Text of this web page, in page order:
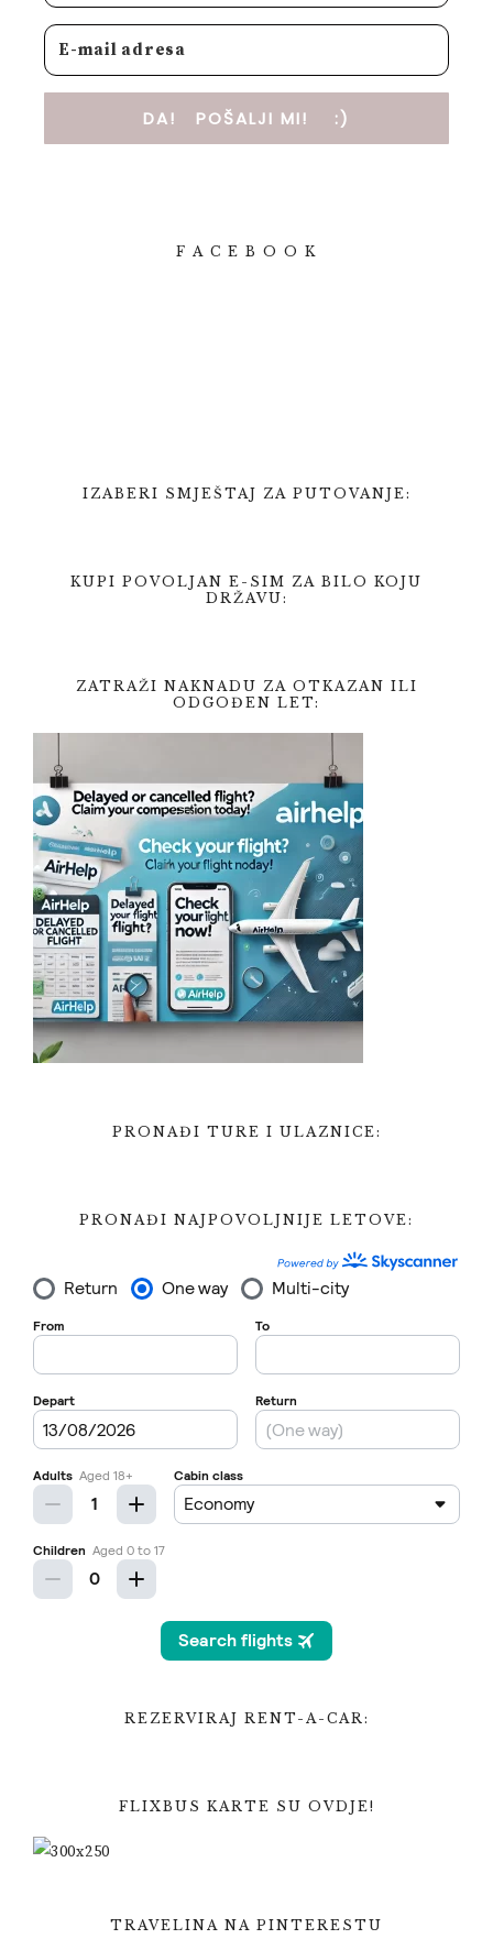
DA! POŠALJI MI! :)
F A C E B O O K
IZABERI SMJEŠTAJ ZA PUTOVANJE:
KUPI POVOLJAN E-SIM ZA BILO KOJU
DRŽAVU:
ZATRAŽI NAKNADU ZA OTKAZAN ILI
ODGOĐEN LET:
PRONAĐI TURE I ULAZNICE:
PRONAĐI NAJPOVOLJNIJE LETOVE:
REZERVIRAJ RENT-A-CAR:
FLIXBUS KARTE SU OVDJE!
TRAVELINA NA PINTERESTU